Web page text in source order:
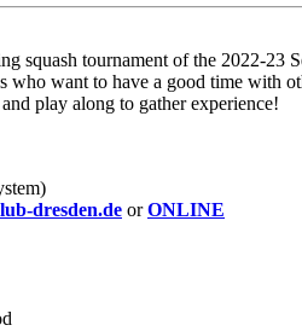
squash tournament of the 2022-23
want to have a good time with
play along to gather experience!
dresden.de orONLINE